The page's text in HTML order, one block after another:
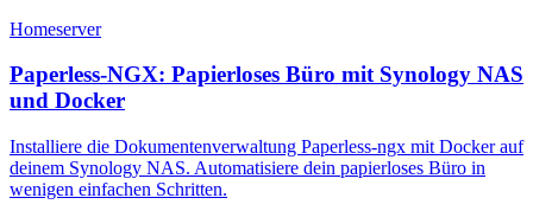
Homeserver
Paperless-NGX: Papierloses Büro mit Synology NAS
und Docker
Installiere die Dokumentenverwaltung Paperless-ngx mit Docker auf
deinem Synology NAS. Automatisiere dein papierloses Büro in
wenigen einfachen Schritten.